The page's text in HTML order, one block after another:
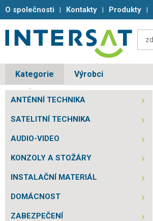
O společnosti Kontakty Produkty
Kategorie Výrobci
ANTÉNNÍ TECHNIKA
SATELITNÍ TECHNIKA
AUDIO-VIDEO
KONZOLY A STOŽÁRY
INSTALAČNÍ MATERIÁL
DOMÁCNOST
ZABEZPEČENÍ